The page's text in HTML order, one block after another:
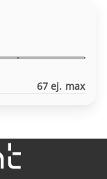
67 ej. max